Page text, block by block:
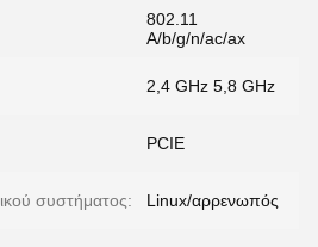
802.11
A/b/g/n/ac/ax
2,4 GHz 5,8 GHz
PCIE
συστήματος: Linux/αρρενωπός